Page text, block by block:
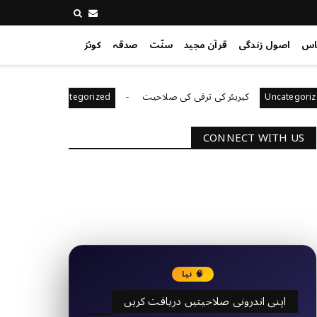
اصول زندگی قرآن مجید سنّت صدقہ کوئز
کیریئر کی ترقی کی صلاحیت Uncategorized کیا آپ اپنے باس
CONNECT WITH US
🧠 نیا
اپنی اندرونی صلاحیتیں دریافت کریں